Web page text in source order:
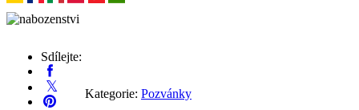
Sdílejte:
Kategorie: Pozvánky